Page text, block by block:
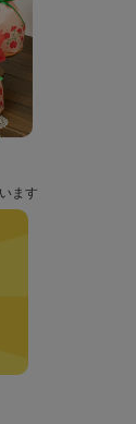
ます